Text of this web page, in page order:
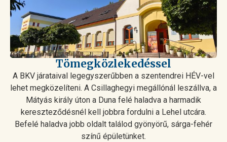
Tömegközlekedéssel
A BKV járataival legegyszerűbben a szentendrei HÉV-vel
lehet megközelíteni. A Csillaghegyi megállónál leszállva, a
Mátyás király úton a Duna felé haladva a harmadik
kereszteződésnél kell jobbra fordulni a Lehel utcára.
Befelé haladva jobb oldalt találod gyönyörű, sárga-fehér
színű épületünket.